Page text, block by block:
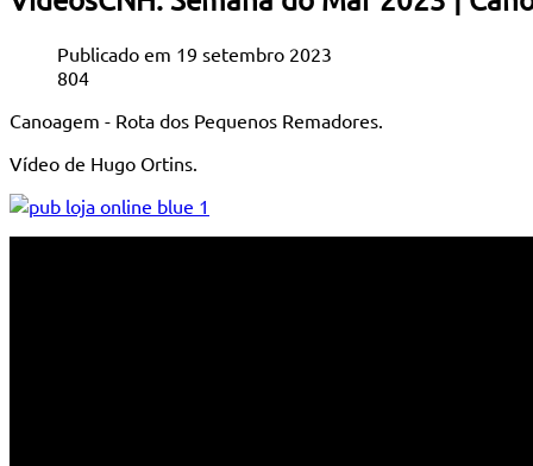
Publicado em 19 setembro 2023
804
Canoagem - Rota dos Pequenos Remadores.
Vídeo de Hugo Ortins.